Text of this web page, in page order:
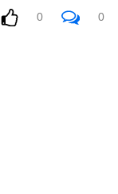
登陆
0 0